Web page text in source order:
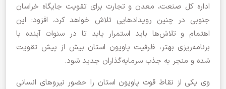
اداره کل صنعت، معدن و تجارت برای تقویت جایگاه خراسان
جنوبی در چنین رویدادهایی تلاش خواهد کرد، افزود: این
اهتمام و تلاش‌ها باید استمرار یابد تا در سنوات آینده با
برنامه‌ریزی بهتر، ظرفیت پاویون استان بیش از پیش تقویت
شده و منجر به جذب سرمایه‌گذاران جدید شود.
وی یکی از نقاط قوت پاویون استان را حضور نیروهای انسانی